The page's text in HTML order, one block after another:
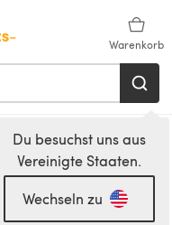
Warenkorb
Du besuchst uns aus
Vereinigte Staaten.
Wechseln zu
Accessoires